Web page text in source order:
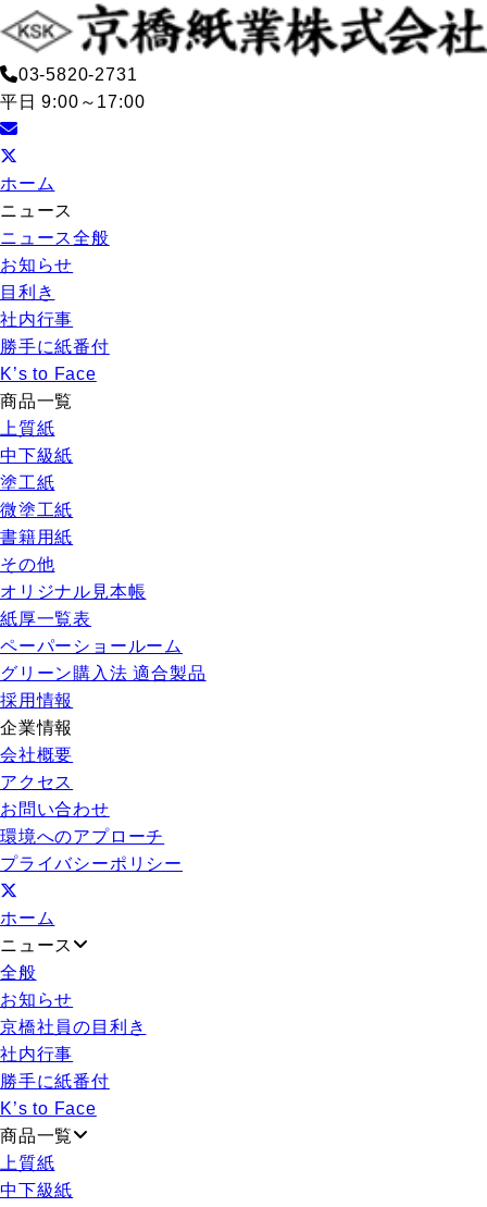
03-5820-2731
平日 9:00～17:00
ホーム
ニュース
ニュース全般
お知らせ
目利き
社内行事
勝手に紙番付
K’s to Face
商品一覧
上質紙
中下級紙
塗工紙
微塗工紙
書籍用紙
その他
オリジナル見本帳
紙厚一覧表
ペーパーショールーム
グリーン購入法 適合製品
採用情報
企業情報
会社概要
アクセス
お問い合わせ
環境へのアプローチ
プライバシーポリシー
ホーム
ニュース
全般
お知らせ
京橋社員の目利き
社内行事
勝手に紙番付
K’s to Face
商品一覧
上質紙
中下級紙